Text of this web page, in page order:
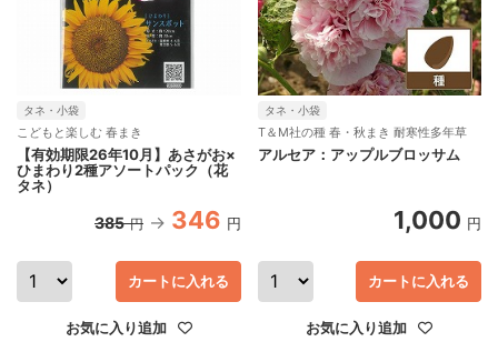
タネ・小袋
こどもと楽しむ 春まき
【有効期限26年10月】あさがお×
ひまわり2種アソートパック（花
タネ）
385 円 346 円
カートに入れる
お気に入り追加
タネ・小袋
T＆M社の種 春・秋まき 耐寒性多年草
アルセア：アップルブロッサム
1,000 円
カートに入れる
お気に入り追加